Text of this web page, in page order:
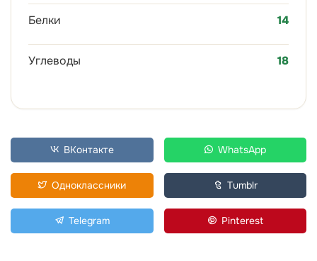
Белки 14
Углеводы 18
ВКонтакте WhatsApp
Одноклассники Tumblr
Telegram Pinterest